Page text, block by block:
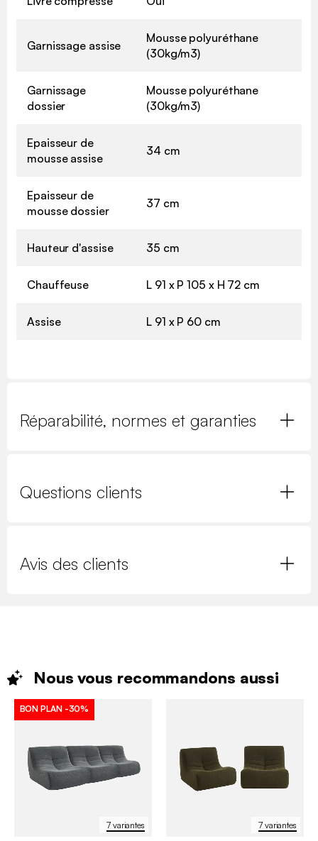
Garnissage assise
Mousse polyuréthane
(30kg/m3)
Garnissage
dossier
Mousse polyuréthane
(30kg/m3)
Epaisseur de
mousse assise
34 cm
Epaisseur de
mousse dossier
37 cm
Hauteur d'assise 35 cm
Chauffeuse L 91 x P 105 x H 72 cm
Assise L 91 x P 60 cm
Réparabilité, normes et garanties
Questions clients
Avis des clients
Nous vous recommandons aussi
7 variantes
BON PLAN -30%
7 variantes